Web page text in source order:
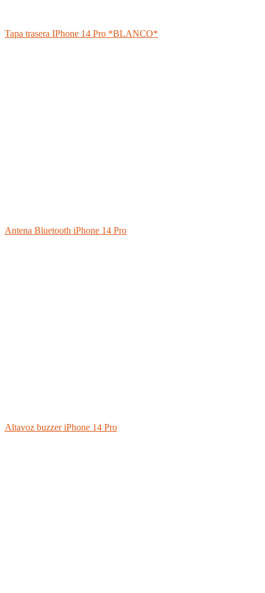
Tapa trasera IPhone 14 Pro *BLANCO*
Antena Bluetooth iPhone 14 Pro
Altavoz buzzer iPhone 14 Pro